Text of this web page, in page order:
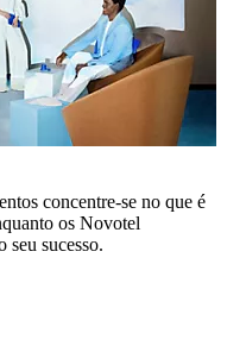
concentre-se no que é
os Novotel
seu sucesso.